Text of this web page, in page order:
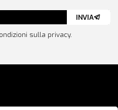
sulla privacy.
INVIA